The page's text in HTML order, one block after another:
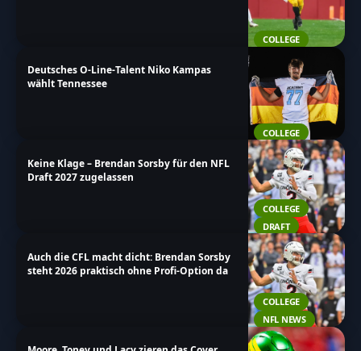
COLLEGE
COLLEGE
Deutsches O-Line-Talent Niko Kampas
wählt Tennessee
COLLEGE
DRAFT
Keine Klage – Brendan Sorsby für den NFL
Draft 2027 zugelassen
COLLEGE
NFL NEWS
Auch die CFL macht dicht: Brendan Sorsby
steht 2026 praktisch ohne Profi-Option da